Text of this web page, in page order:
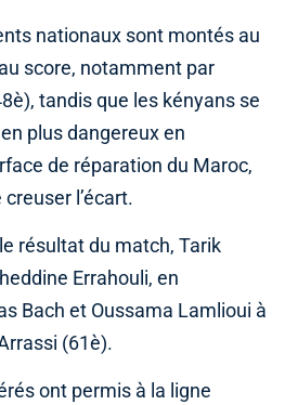
nationaux sont montés au
score, notamment par
tandis que les kényans se
plus dangereux en
de réparation du Maroc,
l’écart.
résultat du match, Tarik
Errahouli, en
Bach et Oussama Lamlioui à
(61è).
ont permis à la ligne